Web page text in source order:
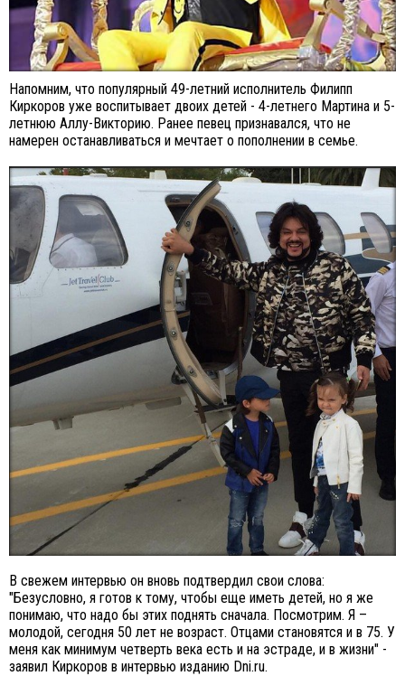
Напомним, что популярный 49-летний исполнитель Филипп
Киркоров уже воспитывает двоих детей - 4-летнего Мартина и 5-
летнюю Аллу-Викторию. Ранее певец признавался, что не
намерен останавливаться и мечтает о пополнении в семье.
В свежем интервью он вновь подтвердил свои слова:
"Безусловно, я готов к тому, чтобы еще иметь детей, но я же
понимаю, что надо бы этих поднять сначала. Посмотрим. Я –
молодой, сегодня 50 лет не возраст. Отцами становятся и в 75. У
меня как минимум четверть века есть и на эстраде, и в жизни" -
заявил Киркоров в интервью изданию Dni.ru.